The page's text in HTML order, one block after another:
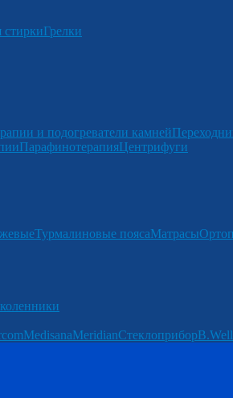
стиркиГрелки
и подогреватели камней
ПарафинотерапияЦентрифуги
Турмалиновые поясаМатрасы
MedisanaMeridianСтеклоприборB.Well